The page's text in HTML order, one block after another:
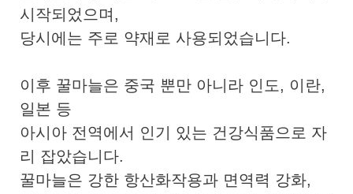
시작되었으며,
당시에는 주로 약재로 사용되었습니다.
이후 꿀마늘은 중국 뿐만 아니라 인도, 이란,
일본 등
아시아 전역에서 인기 있는 건강식품으로 자
리 잡았습니다.
꿀마늘은 강한 항산화작용과 면역력 강화,